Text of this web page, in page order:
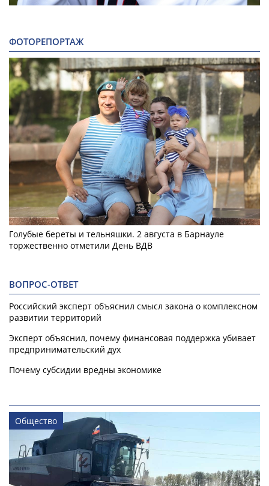
ФОТОРЕПОРТАЖ
Голубые береты и тельняшки. 2 августа в Барнауле
торжественно отметили День ВДВ
ВОПРОС-ОТВЕТ
Российский эксперт объяснил смысл закона о комплексном
развитии территорий
Эксперт объяснил, почему финансовая поддержка убивает
предпринимательский дух
Почему субсидии вредны экономике
Общество